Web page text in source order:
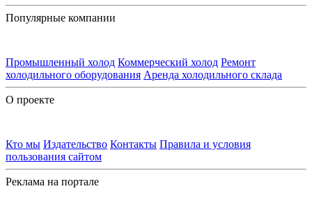
Популярные компании
Промышленный холод Коммерческий холод Ремонт
холодильного оборудования Аренда холодильного склада
О проекте
Кто мы Издательство Контакты Правила и условия
пользования сайтом
Реклама на портале